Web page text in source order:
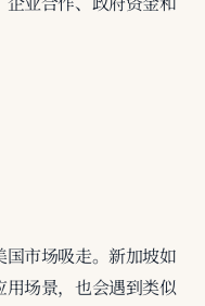
市场吸走。新加坡如
场景，也会遇到类似